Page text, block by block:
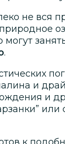
не вся
.
и
и
к